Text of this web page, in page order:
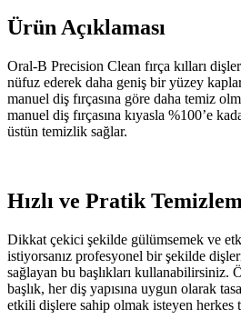
Ürün Açıklaması
Oral-B Precision Clean fırça kılları
nüfuz ederek daha geniş bir yüzey kaplar,
manuel diş fırçasına göre daha temiz
manuel diş fırçasına kıyasla %100’e
üstün temizlik sağlar.
Hızlı ve Pratik
Dikkat çekici şekilde gülümsemek ve
istiyorsanız profesyonel bir şekilde
sağlayan bu başlıkları kullanabilirsiniz.
başlık, her diş yapısına uygun olarak
etkili dişlere sahip olmak isteyen herkes